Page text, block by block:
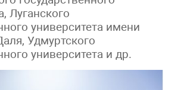
Луганского
университета имени
Удмуртского
университета и др.